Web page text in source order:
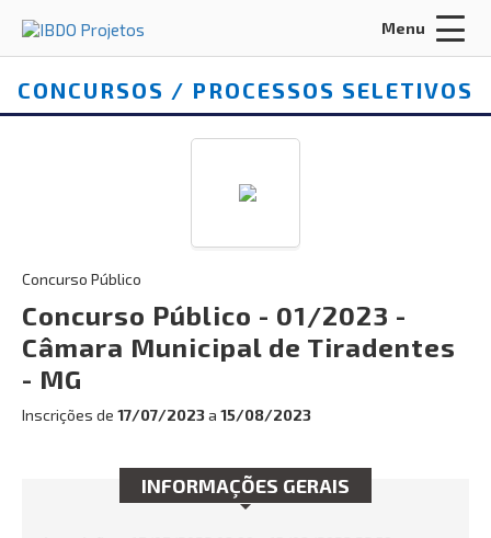
Acessar
INÍCIO
FALE CONOSCO
Menu
CONCURSOS / PROCESSOS SELETIVOS
Concurso Público
Concurso Público - 01/2023 -
Câmara Municipal de Tiradentes
- MG
Inscrições de 17/07/2023a 15/08/2023
INFORMAÇÕES GERAIS